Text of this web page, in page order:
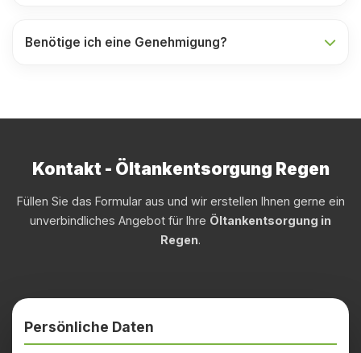
Benötige ich eine Genehmigung?
Kontakt - Öltankentsorgung Regen
Füllen Sie das Formular aus und wir erstellen Ihnen gerne ein
unverbindliches Angebot für Ihre Öltankentsorgung in
Regen.
Persönliche Daten